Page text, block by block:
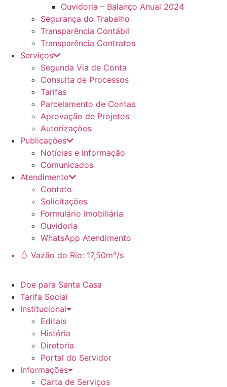
Ouvidoria – Balanço Anual 2024
Segurança do Trabalho
Transparência Contábil
Transparência Contratos
Serviços
Segunda Via de Conta
Consulta de Processos
Tarifas
Parcelamento de Contas
Aprovação de Projetos
Autorizações
Publicações
Notícias e Informação
Comunicados
Atendimento
Contato
Solicitações
Formulário Imobiliária
Ouvidoria
WhatsApp Atendimento
Vazão do Rio: 17,50m³/s
Doe para Santa Casa
Tarifa Social
Institucional
Editais
História
Diretoria
Portal do Servidor
Informações
Carta de Serviços